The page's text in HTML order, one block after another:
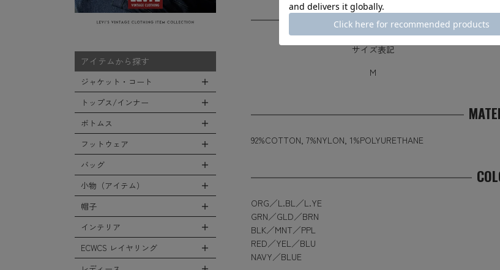
サイズ表記
M
92%COTTON, 7%NYLON, 1%POLYURETHANE
ORG／L.BL／L.YE
GRN／GLD／BRN
BLK／MNT／PPL
RED／YEL／BLU
NAVY／BLUE
アイテムから探す
ジャケット・コート
全てのジャケット・コート
LEVEL7
フライトジャケット
M-65ジャケット
タンカースジャケット
コート
フリースジャケット
レザーアウター
トップス/インナー
全てのトップス/インナー
Tシャツ
シャツ
スウェット/パーカー
セーター/カーディガン
ベスト
タンクトップ
ボトムス
全てのボトムス
カーゴパンツ
デニムパンツ
チノ，ワークパンツ
ファティーグパンツ
ナイロンパンツ
スウェットパンツ
ショートパンツ
フットウェア
全てのフットウェア
ブーツ
シューズ・スニーカー
サンダル
レインシューズ・ブーツ
ソックス/靴下
バッグ
全てのバッグ
リュックサック
ショルダーバッグ
ヘルメットバッグ
小物（アイテム）
全ての小物（アイテム）
グローブ（手袋）
防寒物（ネックウォーマーetc）
傘/ポンチョ
帽子
全ての帽子
キャップ
ハット
インテリア
全てのインテリア
ECWCS レイヤリング